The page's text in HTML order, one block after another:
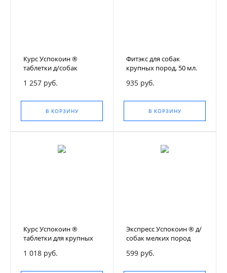
Курс Успокоин ®
таблетки д/собак
пород (612 мг)
1 257 руб.
В КОРЗИНУ
Фитэкс для собак
крупных пород, 50 мл.
935 руб.
В КОРЗИНУ
Курс Успокоин ®
таблетки для крупных
1 018 руб.
Экспресс Успокоин ® д/
собак мелких пород
599 руб.